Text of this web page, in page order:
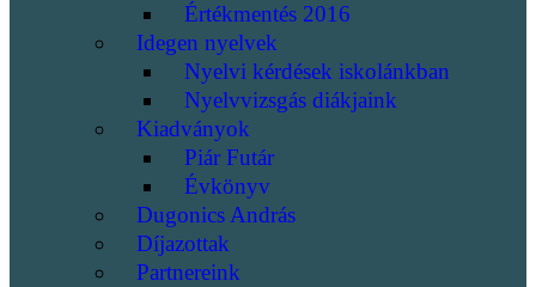
Értékmentés 2016
Idegen nyelvek
Nyelvi kérdések iskolánkban
Nyelvvizsgás diákjaink
Kiadványok
Piár Futár
Évkönyv
Dugonics András
Díjazottak
Partnereink